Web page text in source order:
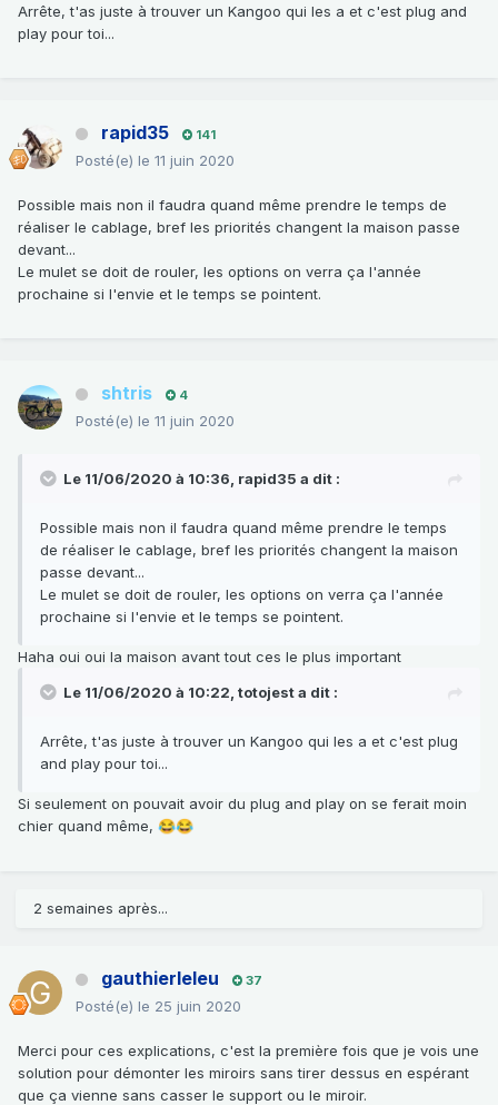
Arrête, t'as juste à trouver un Kangoo qui les a et c'est plug and
play pour toi...
rapid35 141
Posté(e) le 11 juin 2020
Possible mais non il faudra quand même prendre le temps de
réaliser le cablage, bref les priorités changent la maison passe
devant...
Le mulet se doit de rouler, les options on verra ça l'année
prochaine si l'envie et le temps se pointent.
shtris 4
Posté(e) le 11 juin 2020
Le 11/06/2020 à 10:36, rapid35 a dit :
Possible mais non il faudra quand même prendre le temps
de réaliser le cablage, bref les priorités changent la maison
passe devant...
Le mulet se doit de rouler, les options on verra ça l'année
prochaine si l'envie et le temps se pointent.
Haha oui oui la maison avant tout ces le plus important
Le 11/06/2020 à 10:22, totojesta dit :
Arrête, t'as juste à trouver un Kangoo qui les a et c'est plug
and play pour toi...
Si seulement on pouvait avoir du plug and play on se ferait moin
chier quand même, 😂😂
2 semaines après...
gauthierleleu 37
Posté(e) le 25 juin 2020
Merci pour ces explications, c'est la première fois que je vois une
solution pour démonter les miroirs sans tirer dessus en espérant
que ça vienne sans casser le support ou le miroir.